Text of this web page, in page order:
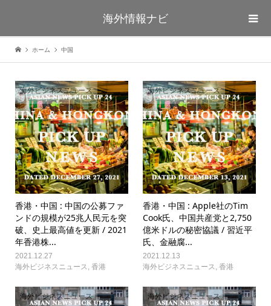
海外情報ナビ
ホーム 中国
海外ビジネスニュース
香港・中国 : 中国の公募ファ
ンドの規模が25兆人民元を突
破、史上最高値を更新 / 2021
年香港株...
2021.12.27
海外ビジネスニュース 香港
海外ビジネスニュース
香港・中国 : Apple社のTim
Cook氏、中国共産党と2,750
億米ドルの秘密協議 / 習近平
氏、金融腐...
2021.12.13
海外ビジネスニュース ,香港
海外ビジネスニュース 海外ビジネスニュース